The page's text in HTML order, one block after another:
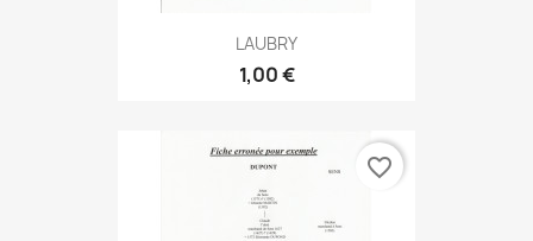
LAUBRY
1,00 €
favorite_border